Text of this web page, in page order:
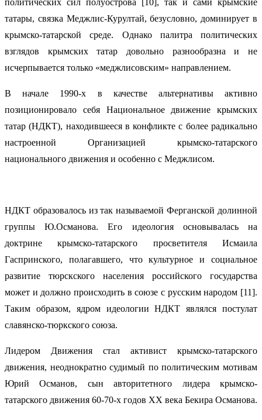
политических сил полуострова [10], так и сами крымские
татары, связка Меджлис-Курултай, безусловно, доминирует в
крымско-татарской среде. Однако палитра политических
взглядов крымских татар довольно разнообразна и не
исчерпывается только «меджлисовским» направлением.
В начале 1990-х в качестве альтернативы активно
позиционировало себя Национальное движение крымских
татар (НДКТ), находившееся в конфликте с более радикально
настроенной Организацией крымско-татарского
национального движения и особенно с Меджлисом.
НДКТ образовалось из так называемой Ферганской долинной
группы Ю.Османова. Его идеология основывалась на
доктрине крымско-татарского просветителя Исмаила
Гаспринского, полагавшего, что культурное и социальное
развитие тюрскского населения российского государства
может и должно происходить в союзе с русским народом [11].
Таким образом, ядром идеологии НДКТ являлся постулат
славянско-тюркского союза.
Лидером Движения стал активист крымско-татарского
движения, неоднократно судимый по политическим мотивам
Юрий Османов, сын авторитетного лидера крымско-
татарского движения 60-70-х годов XX века Бекира Османова.